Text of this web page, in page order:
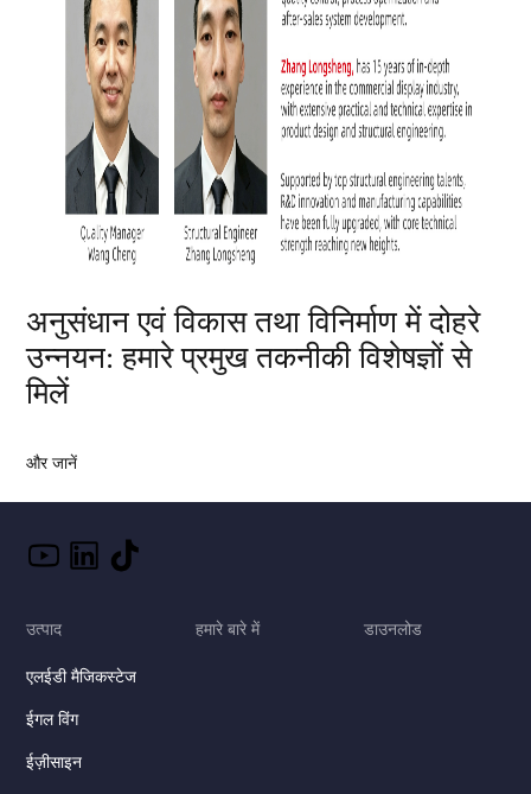
अनुसंधान एवं विकास तथा विनिर्माण में दोहरे
उन्नयन: हमारे प्रमुख तकनीकी विशेषज्ञों से
मिलें
और जानें
उत्पाद
एलईडी मैजिकस्टेज
ईगल विंग
ईज़ीसाइन
हमारे बारे में डाउनलोड